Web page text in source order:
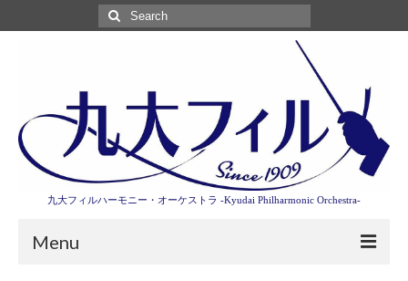
Search
for:
九大フィルハーモニー・オーケストラ -Kyudai Philharmonic Orchestra-
Menu